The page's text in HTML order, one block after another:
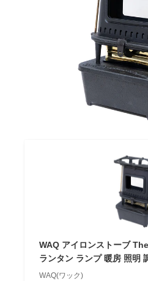
WAQ アイロンストーブ
ランタン ランプ 暖房 照明
WAQ(ワック)